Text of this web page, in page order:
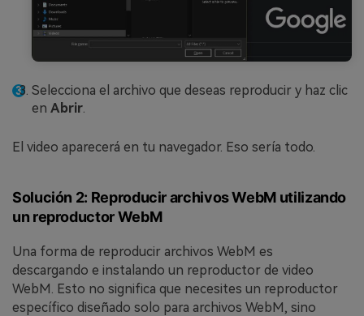
Selecciona el archivo que deseas reproducir y haz clic
en Abrir
El video aparecerá en tu navegador. Eso sería todo.
Solución 2: Reproducir archivos WebM utilizando
un reproductor WebM
Una forma de reproducir archivos WebM es
descargando e instalando un reproductor de video
WebM. Esto no significa que necesites un reproductor
específico diseñado solo para archivos WebM, sino